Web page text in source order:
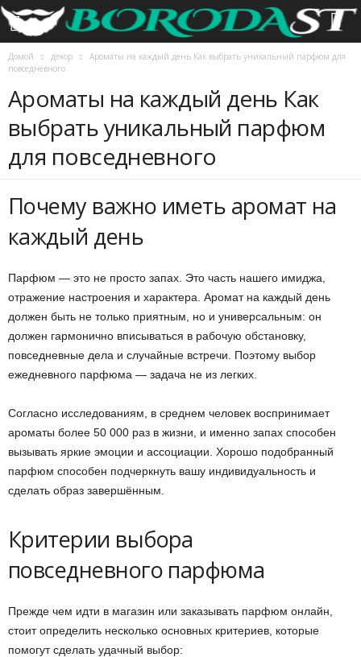
Домой декор
Ароматы на каждый день Как выбрать уникальный парфюм для
повседневного
Ароматы на каждый день Как
выбрать уникальный парфюм
для повседневного
Почему важно иметь аромат на
каждый день
Парфюм — это не просто запах. Это часть нашего имиджа,
отражение настроения и характера. Аромат на каждый день
должен быть не только приятным, но и универсальным: он
должен гармонично вписываться в рабочую обстановку,
повседневные дела и случайные встречи. Поэтому выбор
ежедневного парфюма — задача не из легких.
Согласно исследованиям, в среднем человек воспринимает
ароматы более 50 000 раз в жизни, и именно запах способен
вызывать яркие эмоции и ассоциации. Хорошо подобранный
парфюм способен подчеркнуть вашу индивидуальность и
сделать образ завершённым.
Критерии выбора
повседневного парфюма
Прежде чем идти в магазин или заказывать парфюм онлайн,
стоит определить несколько основных критериев, которые
помогут сделать удачный выбор: